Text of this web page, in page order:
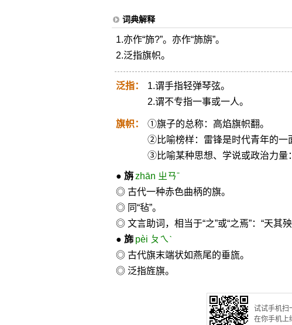
词典解释
1.亦作“斾?”。亦作“斾旃”。
2.泛指旗帜。
泛指：
1.谓手指轻弹琴弦。
2.谓不专指一事或一人。
旗帜：
①旗子的总称：高焰旗帜翻。
②比喻榜样：雷锋是时代青年的一
③比喻某种思想、学说或政治力量
● 旃 zhān ㄓㄢˉ
◎ 古代一种赤色曲柄的旗。
◎ 同“毡”。
◎ 文言助词，相当于“之”或“之焉”：“天其
● 旆 pèi ㄆㄟˋ
◎ 古代旗末端状如燕尾的垂旒。
◎ 泛指旌旗。
试试手机扫
在你手机上